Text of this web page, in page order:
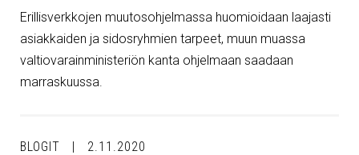
Erillisverkkojen muutosohjelmassa huomioidaan laajasti
asiakkaiden ja sidosryhmien tarpeet, muun muassa
valtiovarainministeriön kanta ohjelmaan saadaan
marraskuussa.
BLOGIT 2.11.2020